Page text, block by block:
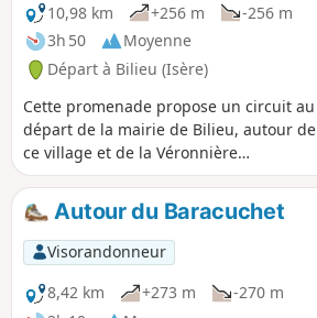
10,98 km
+256 m
-256 m
3h 50
Moyenne
Départ à Bilieu (Isère)
Cette promenade propose un circuit au
départ de la mairie de Bilieu, autour de
ce village et de la Véronnière
(Montferrat). Elle ne présente aucune
difficulté et offre une diversité de
paysages (vues sur le Lac de Paladru
comme sur quelques massifs de
Chartreuse : La Grande Sure et Le Grand
Som) et de surfaces (principalement des
Autour du Baracuchet
Visorandonneur
8,42 km
+273 m
-270 m